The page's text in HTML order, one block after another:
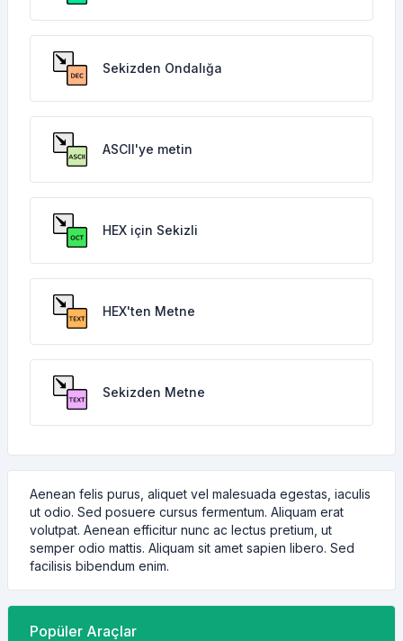
Sekizden Ondalığa
ASCII'ye metin
HEX için Sekizli
HEX'ten Metne
Sekizden Metne
Aenean felis purus, aliquet vel malesuada egestas, iaculis
ut odio. Sed posuere cursus fermentum. Aliquam erat
volutpat. Aenean efficitur nunc ac lectus pretium, ut
semper odio mattis. Aliquam sit amet sapien libero. Sed
facilisis bibendum enim.
Popüler Araçlar